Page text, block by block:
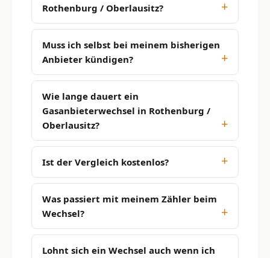
Rothenburg / Oberlausitz?
Muss ich selbst bei meinem bisherigen
Anbieter kündigen?
Wie lange dauert ein
Gasanbieterwechsel in Rothenburg /
Oberlausitz?
Ist der Vergleich kostenlos?
Was passiert mit meinem Zähler beim
Wechsel?
Lohnt sich ein Wechsel auch wenn ich